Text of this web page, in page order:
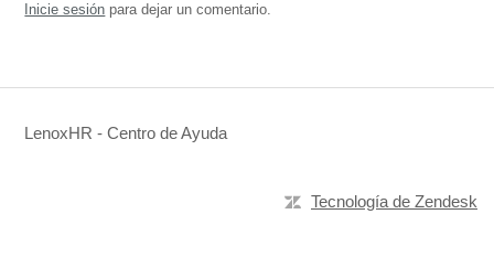
Inicie sesión para dejar un comentario.
LenoxHR - Centro de Ayuda
Tecnología de Zendesk